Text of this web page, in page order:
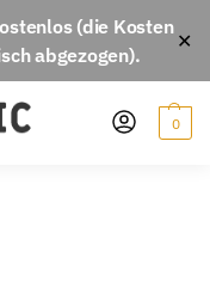
(die Kosten
abgezogen).
✕
0